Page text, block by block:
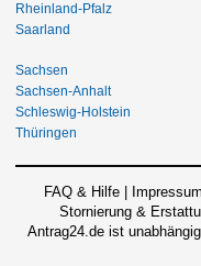
Rheinland-Pfalz
Saarland
Sachsen
Sachsen-Anhalt
Schleswig-Holstein
Thüringen
FAQ & Hilfe Impressum
Stornierung &
Antrag24.de ist